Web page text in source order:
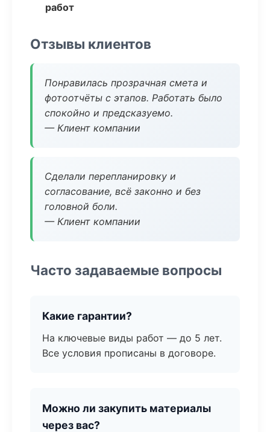
работ
Отзывы клиентов
Понравилась прозрачная смета и
фотоотчёты с этапов. Работать было
спокойно и предсказуемо.
— Клиент компании
Сделали перепланировку и
согласование, всё законно и без
головной боли.
— Клиент компании
Часто задаваемые вопросы
Какие гарантии?
На ключевые виды работ — до 5 лет.
Все условия прописаны в договоре.
Можно ли закупить материалы
через вас?